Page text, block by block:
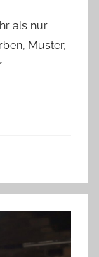
als nur
Muster,